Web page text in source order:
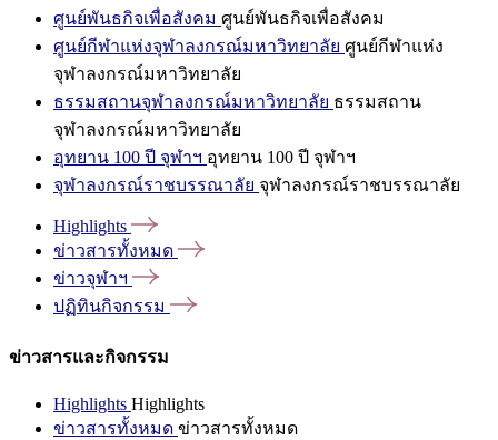
ศูนย์พันธกิจเพื่อสังคม ศูนย์พันธกิจเพื่อสังคม
ศูนย์กีฬาแห่งจุฬาลงกรณ์มหาวิทยาลัย ศูนย์กีฬาแห่ง
จุฬาลงกรณ์มหาวิทยาลัย
ธรรมสถานจุฬาลงกรณ์มหาวิทยาลัย ธรรมสถาน
จุฬาลงกรณ์มหาวิทยาลัย
อุทยาน 100 ปี จุฬาฯ อุทยาน 100 ปี จุฬาฯ
จุฬาลงกรณ์ราชบรรณาลัย จุฬาลงกรณ์ราชบรรณาลัย
Highlights
ข่าวสารทั้งหมด
ข่าวจุฬาฯ
ปฏิทินกิจกรรม
ข่าวสารและกิจกรรม
Highlights Highlights
ข่าวสารทั้งหมด ข่าวสารทั้งหมด